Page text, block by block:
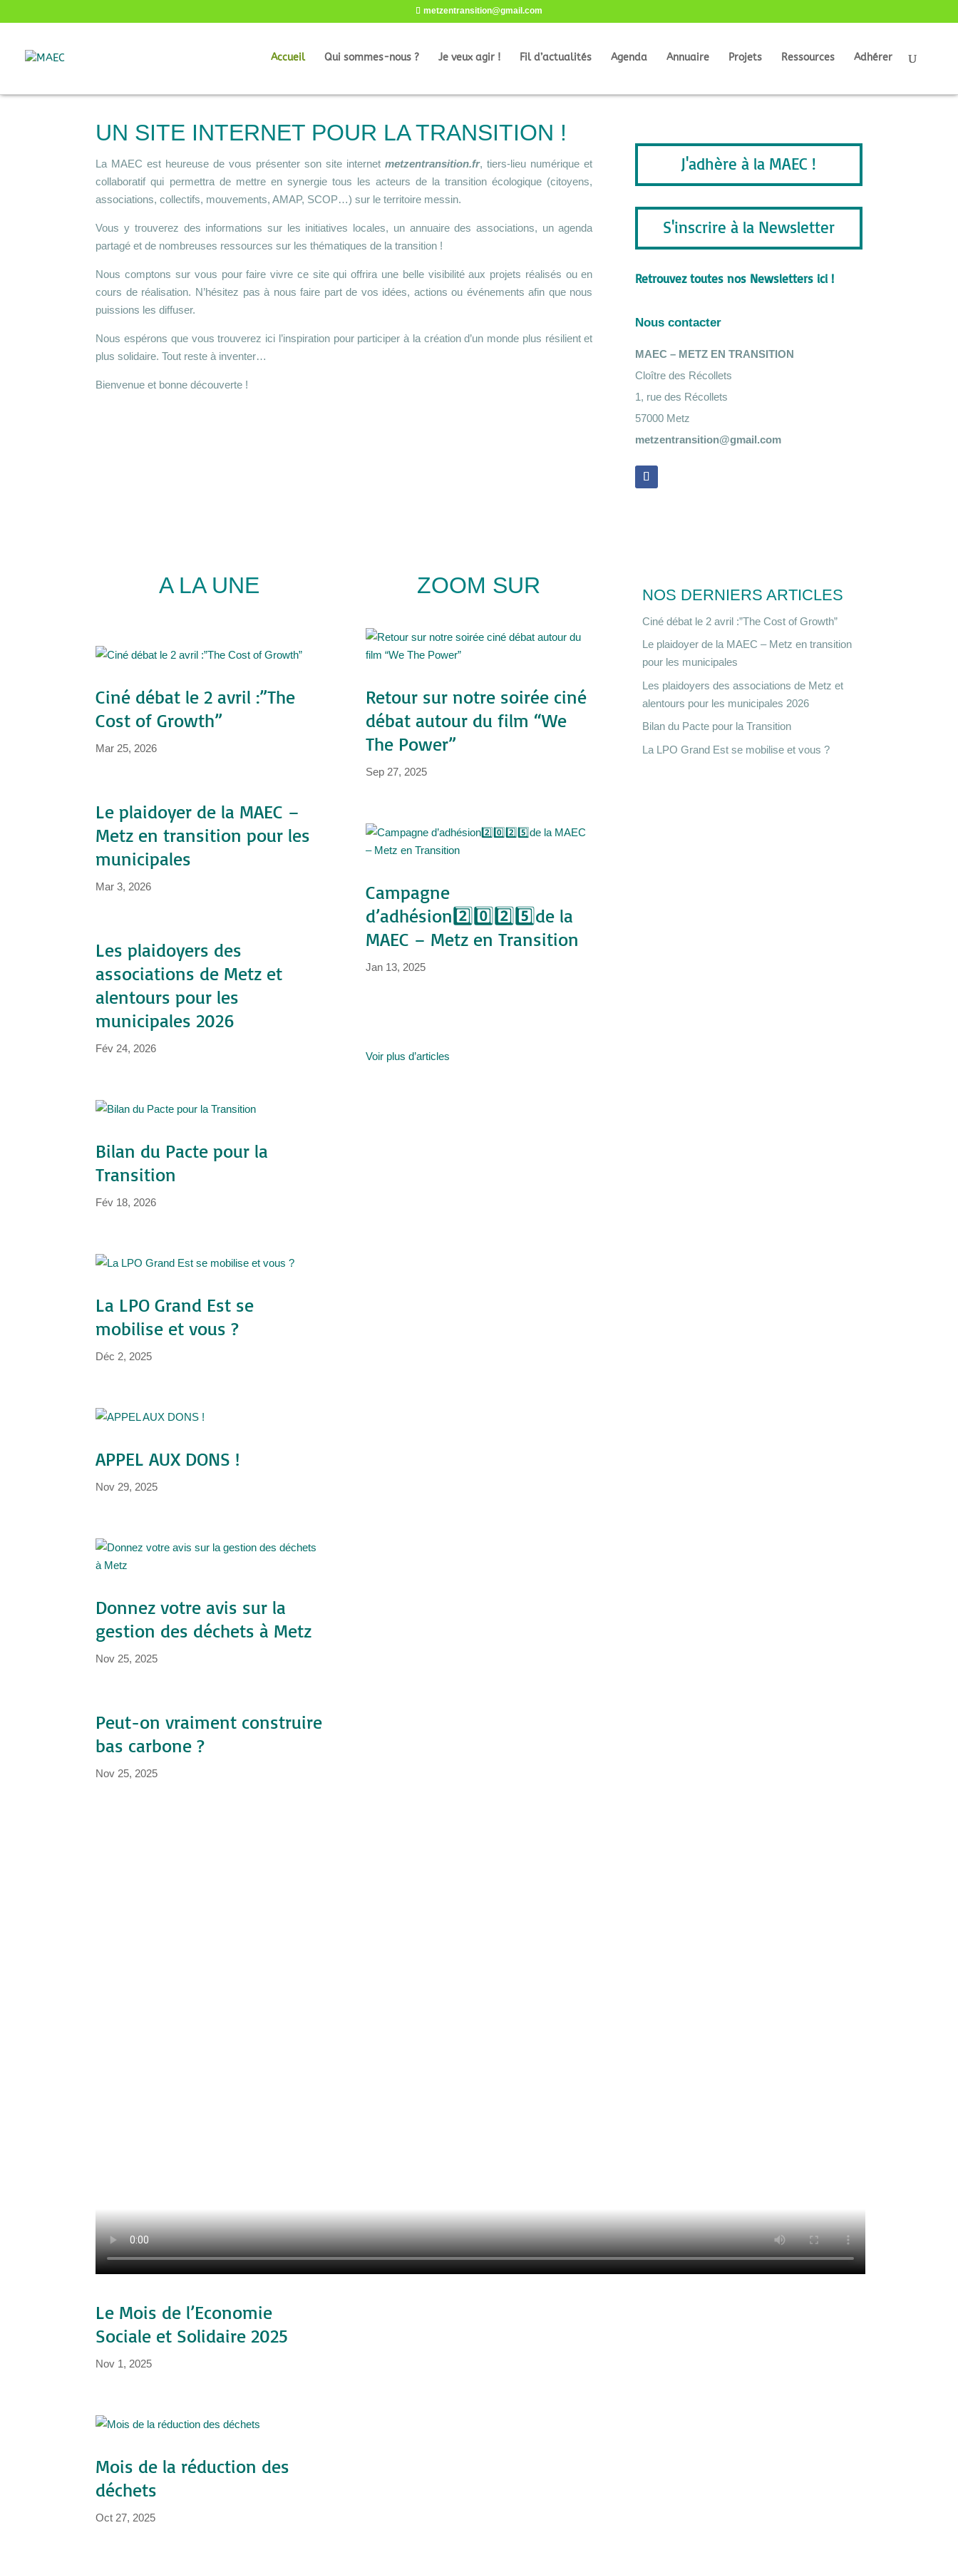
metzentransition@gmail.com
Accueil Qui sommes-nous ? Je veux agir ! Fil d’actualités Agenda Annuaire Projets Ressources Adhérer
UN SITE INTERNET POUR LA TRANSITION !
La MAEC est heureuse de vous présenter son site internetmetzentransition.fr, tiers-lieu numérique et
collaboratif qui permettra de mettre en synergie tous les acteurs de la transition écologique (citoyens,
associations, collectifs, mouvements, AMAP, SCOP…) sur le territoire messin.
Vous y trouverez des informations sur les initiatives locales, un annuaire des associations, un agenda
partagé et de nombreuses ressources sur les thématiques de la transition !
Nous comptons sur vous pour faire vivre ce site qui offrira une belle visibilité aux projets réalisés ou en
cours de réalisation. N’hésitez pas à nous faire part de vos idées, actions ou événements afin que nous
puissions les diffuser.
Nous espérons que vous trouverez ici l’inspiration pour participer à la création d’un monde plus résilient et
plus solidaire. Tout reste à inventer…
Bienvenue et bonne découverte !
J'adhère à la MAEC !
S'inscrire à la Newsletter
Retrouvez toutes nos Newsletters ici !
Nous contacter
MAEC – METZ EN TRANSITION
Cloître des Récollets
1, rue des Récollets
57000 Metz
metzentransition@gmail.com
A LA UNE
Ciné débat le 2 avril :”The
Cost of Growth”
Mar 25, 2026
Le plaidoyer de la MAEC –
Metz en transition pour les
municipales
Mar 3, 2026
Les plaidoyers des
associations de Metz et
alentours pour les
municipales 2026
Fév 24, 2026
Bilan du Pacte pour la
Transition
Fév 18, 2026
La LPO Grand Est se
mobilise et vous ?
Déc 2, 2025
APPEL AUX DONS !
Nov 29, 2025
Donnez votre avis sur la
gestion des déchets à Metz
Nov 25, 2025
Peut-on vraiment construire
bas carbone ?
Nov 25, 2025
Le Mois de l’Economie
Sociale et Solidaire 2025
Nov 1, 2025
Mois de la réduction des
déchets
Oct 27, 2025
ZOOM SUR
Retour sur notre soirée ciné
débat autour du film “We
The Power”
Sep 27, 2025
Campagne
d’adhésion2️⃣0️⃣2️⃣5️⃣de la
MAEC – Metz en Transition
Jan 13, 2025
Voir plus d’articles
NOS DERNIERS ARTICLES
Ciné débat le 2 avril :”The Cost of Growth”
Le plaidoyer de la MAEC – Metz en transition
pour les municipales
Les plaidoyers des associations de Metz et
alentours pour les municipales 2026
Bilan du Pacte pour la Transition
La LPO Grand Est se mobilise et vous ?